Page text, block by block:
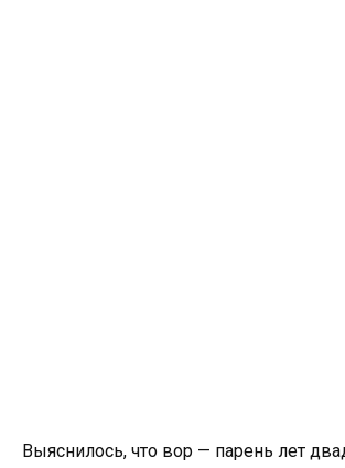
Выяснилось, что вор — парень лет